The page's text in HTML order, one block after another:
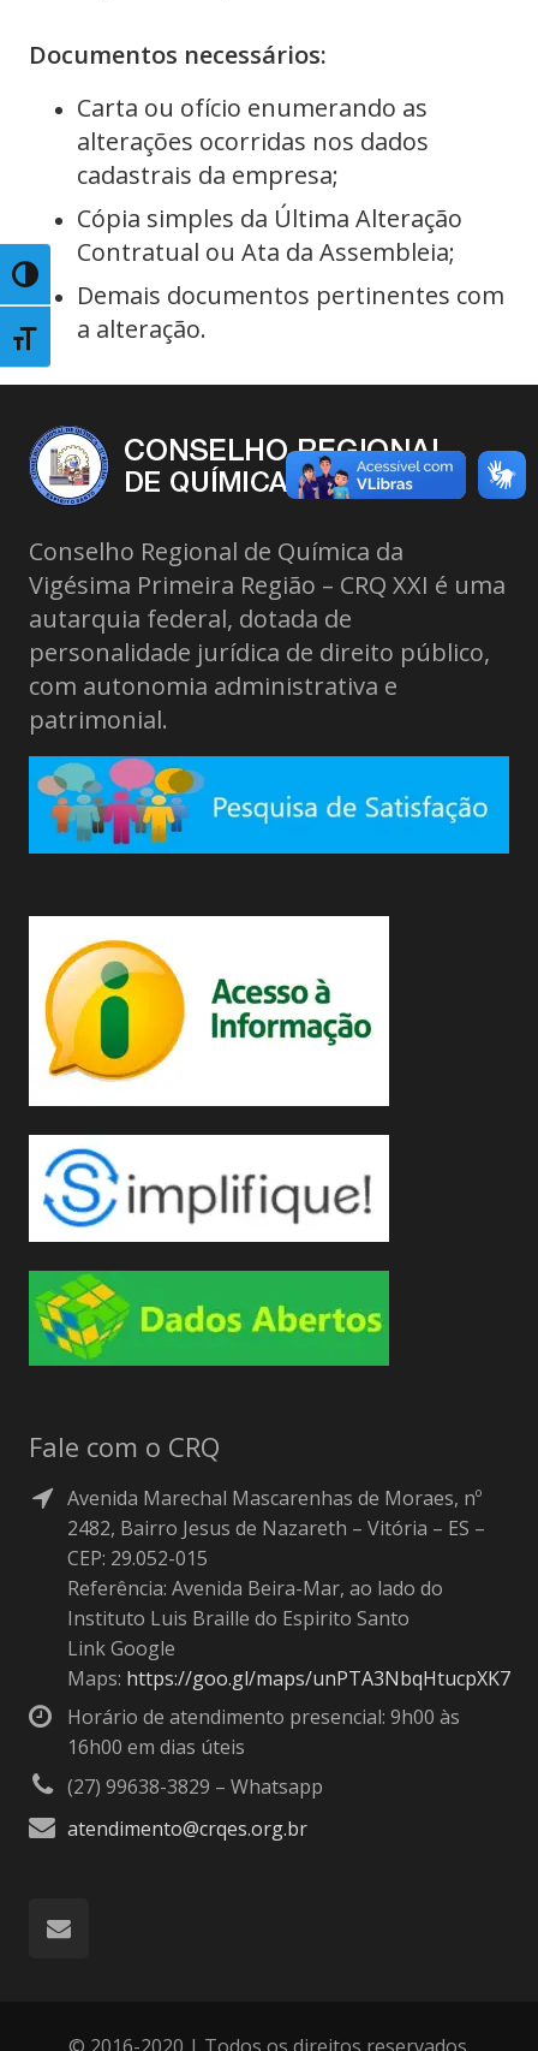
Toggle High Contrast
Toggle Font size
Documentos necessários:
Carta ou ofício enumerando as
alterações ocorridas nos dados
cadastrais da empresa;
Cópia simples da Última Alteração
Contratual ou Ata da Assembleia;
Demais documentos pertinentes com
a alteração.
Conselho Regional de Química da
Vigésima Primeira Região – CRQ XXI é uma
autarquia federal, dotada de
personalidade jurídica de direito público,
com autonomia administrativa e
patrimonial.
Fale com o CRQ
Avenida Marechal Mascarenhas de Moraes, nº
2482, Bairro Jesus de Nazareth – Vitória – ES –
CEP: 29.052-015
Referência: Avenida Beira-Mar, ao lado do
Instituto Luis Braille do Espirito Santo
Link Google
Maps: https://goo.gl/maps/unPTA3NbqHtucpXK7
Horário de atendimento presencial: 9h00 às
16h00 em dias úteis
(27) 99638-3829 – Whatsapp
atendimento@crqes.org.br